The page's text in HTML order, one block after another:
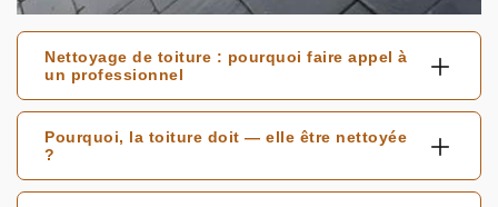
Nettoyage de toiture : pourquoi faire appel à
un professionnel
Pourquoi, la toiture doit — elle être nettoyée
?